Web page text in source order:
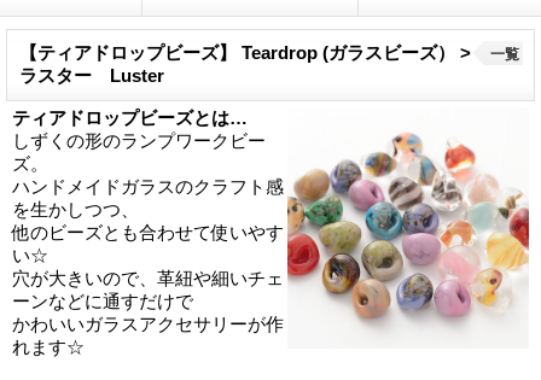
【ティアドロップビーズ】 Teardrop (ガラスビーズ） >
ラスター Luster
ティアドロップビーズとは…
しずくの形のランプワークビー
ズ。
ハンドメイドガラスのクラフト感
を生かしつつ、
他のビーズとも合わせて使いやす
い☆
穴が大きいので、革紐や細いチェ
ーンなどに通すだけで
かわいいガラスアクセサリーが作
れます☆
一覧